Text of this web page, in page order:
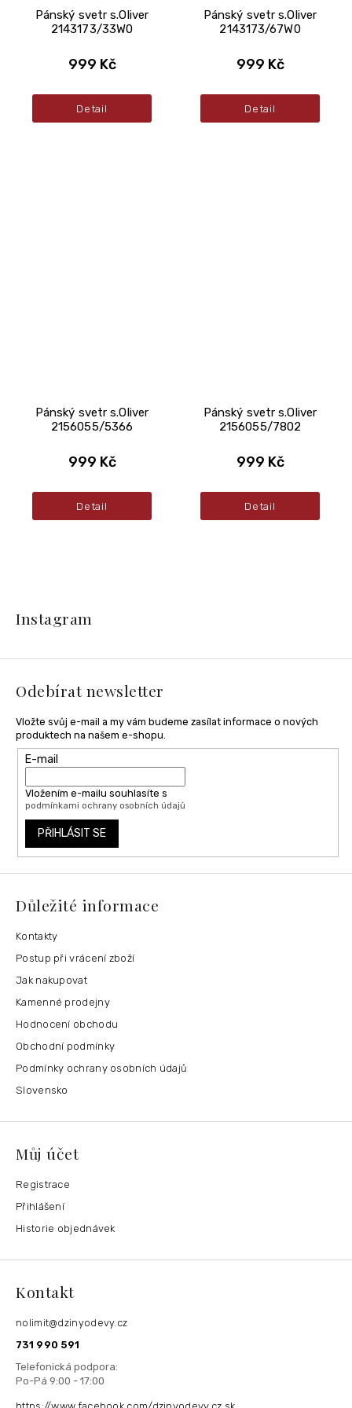
Pánský svetr s.Oliver
2143173/33W0
999 Kč
Detail
Pánský svetr s.Oliver
2143173/67W0
999 Kč
Detail
Pánský svetr s.Oliver
2156055/5366
999 Kč
Detail
Pánský svetr s.Oliver
2156055/7802
999 Kč
Detail
t
Instagram
Odebírat newsletter
Vložte svůj e-mail a my vám budeme zasílat informace o nových
produktech na našem e-shopu.
E-mail
Vložením e-mailu souhlasíte s
podmínkami ochrany osobních údajů
PŘIHLÁSIT SE
Důležité informace
Kontakty
Postup při vrácení zboží
Jak nakupovat
Kamenné prodejny
Hodnocení obchodu
Obchodní podmínky
Podmínky ochrany osobních údajů
Slovensko
Můj účet
Registrace
Přihlášení
Historie objednávek
Kontakt
nolimit@dzinyodevy.cz
731 990 591